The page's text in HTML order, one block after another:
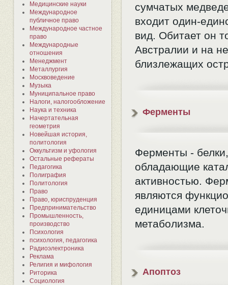
Медицинские науки
Международное
публичное право
Международное частное
право
Международные
отношения
Менеджмент
Металлургия
Москвоведение
Музыка
Муниципальное право
Налоги, налогообложение
Наука и техника
Начертательная
геометрия
Новейшая история,
политология
Оккультизм и уфология
Остальные рефераты
Педагогика
Полиграфия
Политология
Право
Право, юриспруденция
Предпринимательство
Промышленность,
производство
Психология
психология, педагогика
Радиоэлектроника
Реклама
Религия и мифология
Риторика
Социология
сумчатых
входит один-
вид. Обитает он
Австралии и на
близлежащих
Ферменты
Ферменты - белки,
обладающие
активностью.
являются
единицами
метаболизма.
Апоптоз